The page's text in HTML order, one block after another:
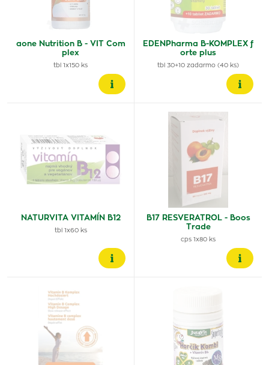
aone Nutrition B - VIT Com
plex
tbl 1x150 ks
EDENPharma B-KOMPLEX f
orte plus
tbl 30+10 zadarmo (40 ks)
NATURVITA VITAMÍN B12
tbl 1x60 ks
B17 RESVERATROL - Boos
Trade
cps 1x80 ks